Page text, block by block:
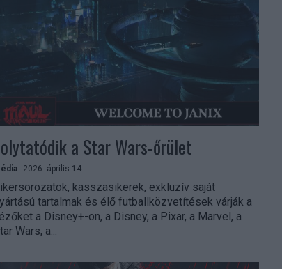
a Star Wars-őrület
2026. április 14.
kasszasikerek, exkluzív saját
tartalmak és élő futballközvetítések várják a
a Disney+-on, a Disney, a Pixar, a Marvel, a
Wars, a...